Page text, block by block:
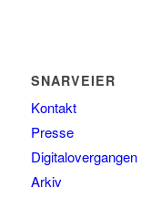
SNARVEIER
Kontakt
Presse
Digitalovergangen
Arkiv